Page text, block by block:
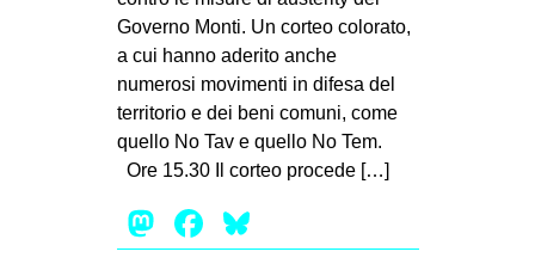
Governo Monti. Un corteo colorato,
a cui hanno aderito anche
numerosi movimenti in difesa del
territorio e dei beni comuni, come
quello No Tav e quello No Tem.
Ore 15.30 Il corteo procede […]
Mastodon
Facebook